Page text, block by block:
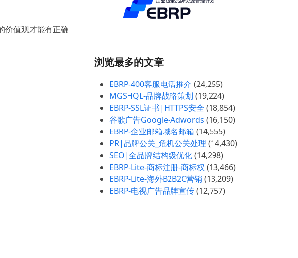
价值观才能有正确
浏览最多的文章
EBRP-400客服电话推介 (24,255)
MGSHQL-品牌战略策划 (19,224)
EBRP-SSL证书|HTTPS安全 (18,854)
谷歌广告Google-Adwords (16,150)
EBRP-企业邮箱域名邮箱 (14,555)
PR|品牌公关_危机公关处理 (14,430)
SEO|全品牌结构级优化(14,298)
EBRP-Lite-商标注册-商标权 (13,466)
EBRP-Lite-海外B2B2C营销 (13,209)
EBRP-电视广告品牌宣传(12,757)